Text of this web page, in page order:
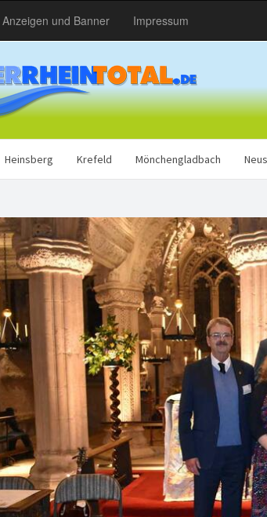
Anzeigen und Banner Impressum
Heinsberg Krefeld Mönchengladbach